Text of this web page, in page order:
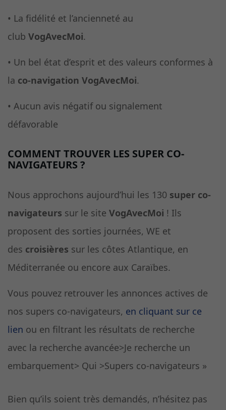
• La fidélité et l’ancienneté au
club VogAvecMoi.
• Un bel état d’esprit et des valeurs conformes à
la co-navigation VogAvecMoi.
• Aucun avis négatif ou signalement
défavorable
COMMENT TROUVER LES SUPER CO-
NAVIGATEURS ?
Nous approchons aujourd’hui les 130 super co-
navigateurs sur le site VogAvecMoi ! Ils
proposent des sorties journées, WE et
des croisières sur les côtes Atlantique, en
Méditerranée ou encore aux Caraïbes.
Vous pouvez retrouver les annonces actives de
nos supers co-navigateurs, en cliquant sur ce
lien ou en filtrant les résultats de recherche
avec la recherche avancée>Je recherche un
embarquement> Qui >Supers co-navigateurs »
Bien qu’ils soient très demandés, n’hésitez pas